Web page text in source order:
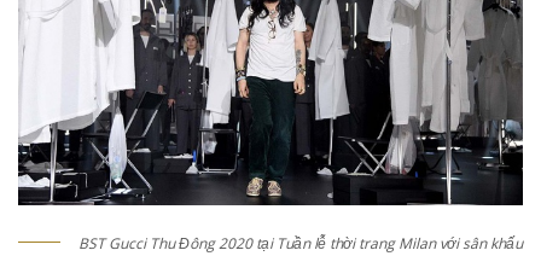
BST Gucci Thu Đông 2020 tại Tuần lễ thời trang Milan với sân khấu